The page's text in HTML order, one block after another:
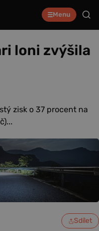
Menu
loni zvýšila
zisk o 37 procent na
Sdílet